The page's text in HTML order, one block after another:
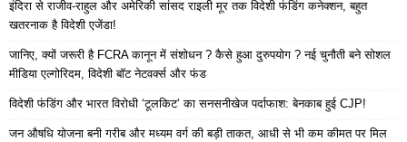
इंदिरा से राजीव-राहुल और अमेरिकी सांसद राइली मूर तक विदेशी फंडिंग कनेक्शन, बहुत
खतरनाक है विदेशी एजेंडा!
जानिए, क्यों जरूरी है FCRA कानून में संशोधन ? कैसे हुआ दुरुपयोग ? नई चुनौती बने सोशल
मीडिया एल्गोरिदम, विदेशी बॉट नेटवर्क्स और फंड
विदेशी फंडिंग और भारत विरोधी ‘टूलकिट’ का सनसनीखेज पर्दाफाश: बेनकाब हुई CJP!
जन औषधि योजना बनी गरीब और मध्यम वर्ग की बड़ी ताकत, आधी से भी कम कीमत पर मिल